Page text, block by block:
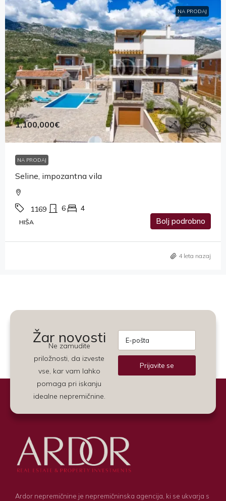
NA PRODAJ
1,100,000€
NA PRODAJ
Seline, impozantna vila
1169 6 4
HIŠA Bolj podrobno
4 leta nazaj
Žar novosti
Ne zamudite
priložnosti, da izveste
vse, kar vam lahko
pomaga pri iskanju
idealne nepremičnine.
Prijavite se
Ardor nepremičnine je nepremičninska agencija, ki se ukvarja s